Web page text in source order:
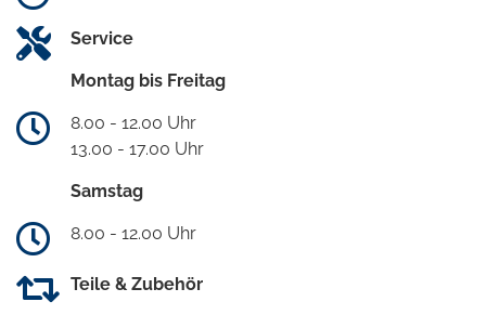
Service
Montag bis Freitag
8.00 - 12.00 Uhr
13.00 - 17.00 Uhr
Samstag
8.00 - 12.00 Uhr
Teile & Zubehör